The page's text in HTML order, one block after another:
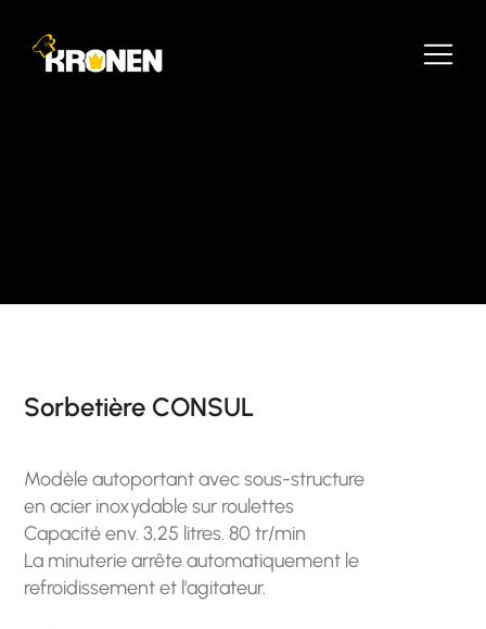
Sorbetière CONSUL
Modèle autoportant avec sous-structure
en acier inoxydable sur roulettes
Capacité env. 3,25 litres. 80 tr/min
La minuterie arrête automatiquement le
refroidissement et l'agitateur.